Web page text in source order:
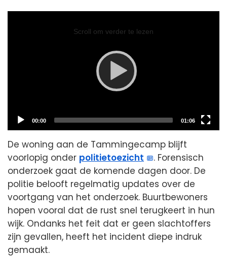
Scroll om verder te lezen
Current
00:00
Total
duration
01:06
De woning aan de Tammingecamp blijft
voorlopig onder politietoezicht
. Forensisch
onderzoek gaat de komende dagen door. De
politie belooft regelmatig updates over de
voortgang van het onderzoek. Buurtbewoners
hopen vooral dat de rust snel terugkeert in hun
wijk. Ondanks het feit dat er geen slachtoffers
zijn gevallen, heeft het incident diepe indruk
gemaakt.